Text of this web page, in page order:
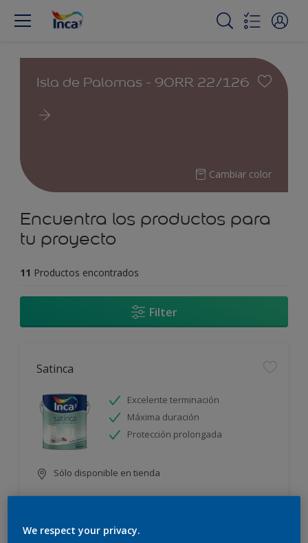
Isla de Palomas - 90RR 22/126
Cambiar color
Encuentra los productos para
tu proyecto
11 Productos encontrados
Filter
Satinca
Excelente terminación
Máxima duración
Protección prolongada
Sólo disponible en tienda
We respect your privacy.